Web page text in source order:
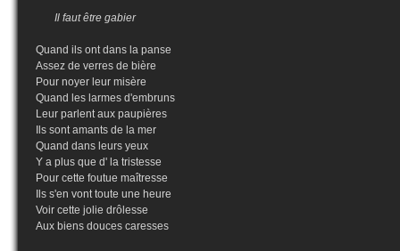
Il faut être gabier
Quand ils ont dans la panse
Assez de verres de bière
Pour noyer leur misère
Quand les larmes d'embruns
Leur parlent aux paupières
Ils sont amants de la mer
Quand dans leurs yeux
Y a plus que d' la tristesse
Pour cette foutue maîtresse
Ils s'en vont toute une heure
Voir cette jolie drôlesse
Aux biens douces caresses